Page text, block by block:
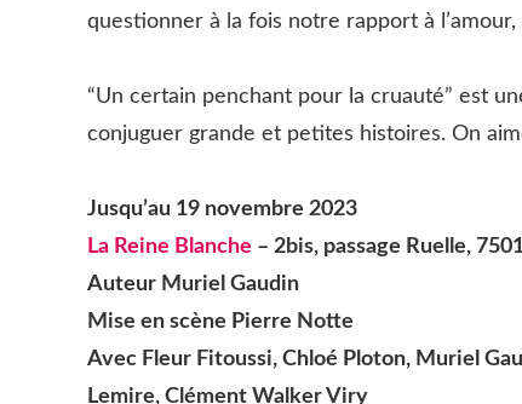
questionner à la fois notre rapport à l’amour,
“Un certain penchant pour la cruauté” est
conjuguer grande et petites histoires. On
Jusqu’au 19 novembre 2023
La Reine Blanche – 2bis, passage Ruelle,
Auteur Muriel Gaudin
Mise en scène Pierre Notte
Avec Fleur Fitoussi, Chloé Ploton, Muriel
Lemire, Clément Walker Viry